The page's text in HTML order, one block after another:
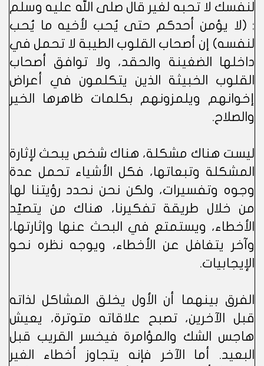
لنفسك لا تحبه لغير قال صلى الله عليه وسلم
: (لا يؤمن أحدكم حتى يُحب لأخيه ما يُحب
لنفسه) إن أصحاب القلوب الطيبة لا تحمل في
داخلها الضغينة والحقد، ولا توافق أصحاب
القلوب الخبيثة الذين يتكلمون في أعراض
إخوانهم ويلمزونهم بكلمات ظاهرها الخير
والصلاح.
ليست هناك مشكلة، هناك شخص يبحث لإثارة
المشكلة وتبعاتها، فكل الأشياء تحمل عدة
وجوه وتفسيرات، ولكن نحن نحدد رؤيتنا لها
من خلال طريقة تفكيرنا، هناك من يتصيّد
الأخطاء، ويستمتع في البحث عنها وإثارتها،
وآخر يتغافل عن الأخطاء، ويوجه نظره نحو
الإيجابيات.
الفرق بينهما أن الأول يخلق المشاكل لذاته
قبل الآخرين، تصبح علاقاته متوترة، يعيش
هاجس الشك والمؤامرة فيخسر القريب قبل
البعيد. أما الآخر فإنه يتجاوز أخطاء الغير